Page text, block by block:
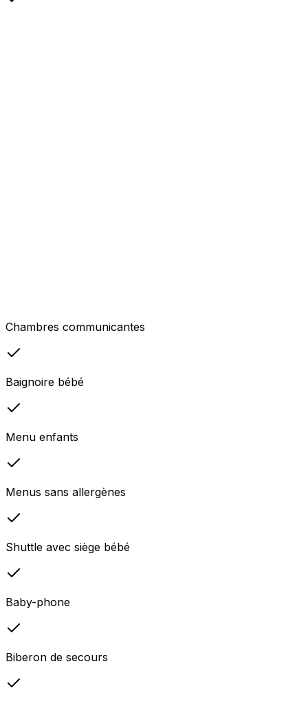
Chambres communicantes
Baignoire bébé
Menu enfants
Menus sans allergènes
Shuttle avec siège bébé
Baby-phone
Biberon de secours